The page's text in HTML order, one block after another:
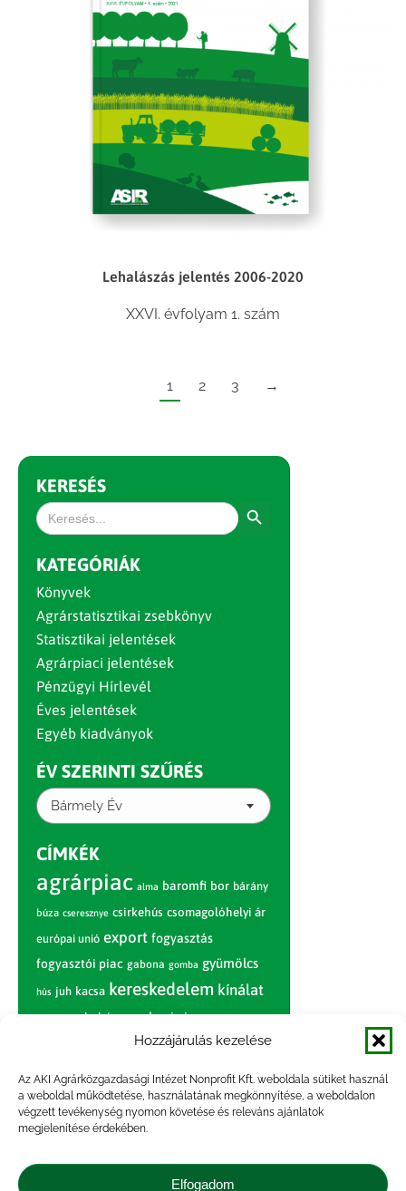
Hozzájárulás kezelése
Az AKI Agrárközgazdasági Intézet Nonprofit Kft. weboldala sütiket használ
a weboldal működtetése, használatának megkönnyítése, a weboldalon
végzett tevékenység nyomon követése és releváns ajánlatok
megjelenítése érdekében.
Elfogadom
Lehalászás jelentés 2006-2020
XXVI. évfolyam 1. szám
1 2 3 →
KERESÉS
Search
for:
KATEGÓRIÁK
Könyvek
Agrárstatisztikai zsebkönyv
Statisztikai jelentések
Agrárpiaci jelentések
Pénzügyi Hírlevél
Éves jelentések
Egyéb kiadványok
ÉV SZERINTI SZŰRÉS
Bármely Év
CÍMKÉK
agrárpiac alma baromfi bor bárány
búza cseresznye csirkehús csomagolóhelyi ár
európai unió export fogyasztás
fogyasztói piac gabona gomba gyümölcs
hús juh kacsa kereskedelem kínálat
marhahús nagybani piac
nemzetközi árinformációk
paradicsom piac piaci jelentés
pulyka pulykahús sertés sertéshús
szarvasmarha termelés
termelői
zöldség árak